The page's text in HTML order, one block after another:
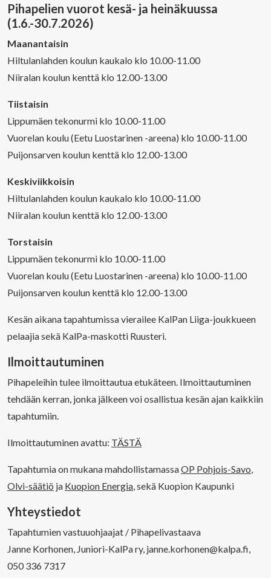
Pihapelien vuorot kesä- ja heinäkuussa
(1.6.-30.7.2026)
Maanantaisin
Hiltulanlahden koulun kaukalo klo 10.00-11.00
Niiralan koulun kenttä klo 12.00-13.00
Tiistaisin
Lippumäen tekonurmi klo 10.00-11.00
Vuorelan koulu (Eetu Luostarinen -areena) klo 10.00-11.00
Puijonsarven koulun kenttä klo 12.00-13.00
Keskiviikkoisin
Hiltulanlahden koulun kaukalo klo 10.00-11.00
Niiralan koulun kenttä klo 12.00-13.00
Torstaisin
Lippumäen tekonurmi klo 10.00-11.00
Vuorelan koulu (Eetu Luostarinen -areena) klo 10.00-11.00
Puijonsarven koulun kenttä klo 12.00-13.00
Kesän aikana tapahtumissa vierailee KalPan Liiga-joukkueen
pelaajia sekä KalPa-maskotti Ruusteri.
Ilmoittautuminen
Pihapeleihin tulee ilmoittautua etukäteen. Ilmoittautuminen
tehdään kerran, jonka jälkeen voi osallistua kesän ajan kaikkiin
tapahtumiin.
Ilmoittautuminen avattu: TÄSTÄ
Tapahtumia on mukana mahdollistamassaOP Pohjois-Savo
Olvi-säätiö ja Kuopion Energia , sekä Kuopion Kaupunki
Yhteystiedot
Tapahtumien vastuuohjaajat / Pihapelivastaava
Janne Korhonen, Juniori-KalPa ry, janne.korhonen@kalpa.fi,
050 336 7317